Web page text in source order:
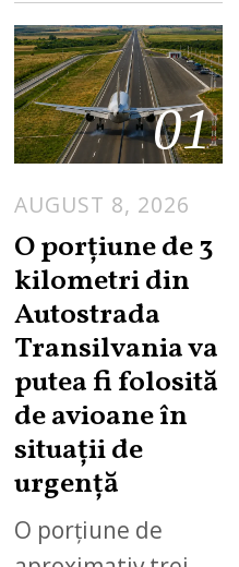
01
AUGUST 8, 2026
U
G
T
8
O porțiune de 3
kilometri din
Autostrada
Transilvania va
putea fi folosită
de avioane în
situații de
urgență
O porțiune de